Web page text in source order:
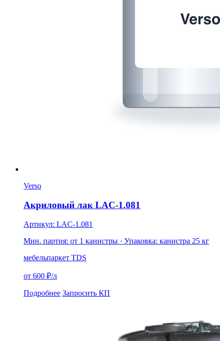
Verso
Акриловый лак LAC-1.081
Артикул: LAC-1.081
Мин. партия: от 1 канистры · Упаковка: канистра 25 кг
мебельпаркет TDS
от 600 ₽/л
Подробнее Запросить КП